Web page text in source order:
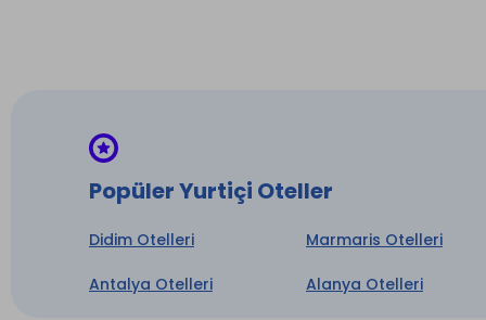
Popüler Yurtiçi Oteller
Didim Otelleri Marmaris Otelleri
Antalya Otelleri Alanya Otelleri